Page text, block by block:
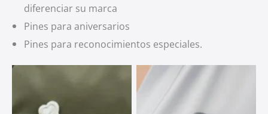
diferenciar su marca
Pines para aniversarios
Pines para reconocimientos especiales.